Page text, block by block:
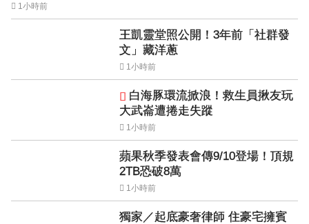
1小時前
王凱靈堂照公開！3年前「社群發
文」藏洋蔥
1小時前
白海豚環流掀浪！救生員揪友玩
大武崙遭捲走失蹤
1小時前
蘋果秋季發表會傳9/10登場！頂規
2TB恐破8萬
1小時前
獨家／起底豪奢律師 住豪宅擁賓